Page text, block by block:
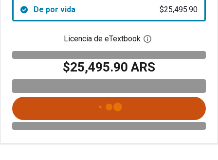
De por vida $25,495.90
Licencia de eTextbook Abre el cuadro de
$25,495.90 ARS